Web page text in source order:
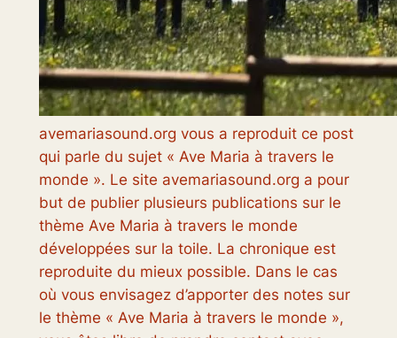
avemariasound.org vous a reproduit ce post
qui parle du sujet « Ave Maria à travers le
monde ». Le site avemariasound.org a pour
but de publier plusieurs publications sur le
thème Ave Maria à travers le monde
développées sur la toile. La chronique est
reproduite du mieux possible. Dans le cas
où vous envisagez d’apporter des notes sur
le thème « Ave Maria à travers le monde »,